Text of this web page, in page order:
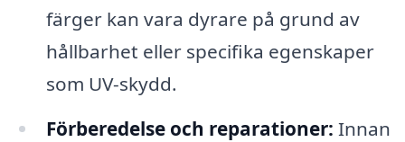
färger kan vara dyrare på grund av
hållbarhet eller specifika egenskaper
som UV-skydd.
Förberedelse och reparationer: Innan